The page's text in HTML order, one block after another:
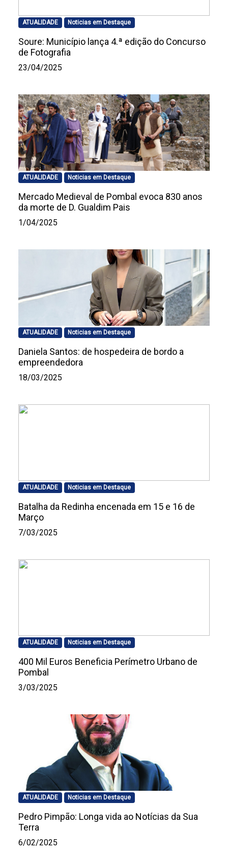
ATUALIDADE Noticias em Destaque
Soure: Município lança 4.ª edição do Concurso
de Fotografia
23/04/2025
ATUALIDADE Noticias em Destaque
Mercado Medieval de Pombal evoca 830 anos
da morte de D. Gualdim Pais
1/04/2025
ATUALIDADE Noticias em Destaque
Daniela Santos: de hospedeira de bordo a
empreendedora
18/03/2025
ATUALIDADE Noticias em Destaque
Batalha da Redinha encenada em 15 e 16 de
Março
7/03/2025
ATUALIDADE Noticias em Destaque
400 Mil Euros Beneficia Perímetro Urbano de
Pombal
3/03/2025
ATUALIDADE Noticias em Destaque
Pedro Pimpão: Longa vida ao Notícias da Sua
Terra
6/02/2025